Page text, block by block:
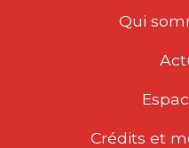
Qui
Crédits et